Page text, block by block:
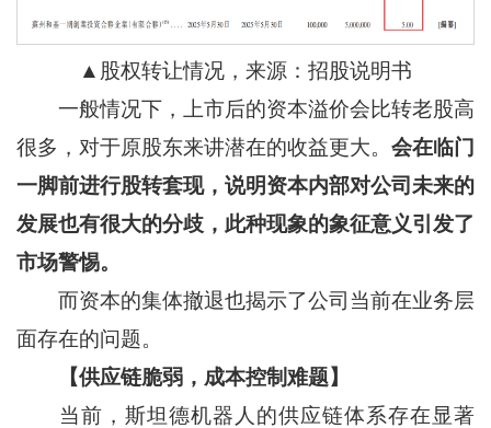
▲股权转让情况，来源：招股说明书
一般情况下，上市后的资本溢价会比转老股高
很多，对于原股东来讲潜在的收益更大。会在临门
一脚前进行股转套现，说明资本内部对公司未来的
发展也有很大的分歧，此种现象的象征意义引发了
市场警惕。
而资本的集体撤退也揭示了公司当前在业务层
面存在的问题。
【供应链脆弱，成本控制难题】
当前，斯坦德机器人的供应链体系存在显著